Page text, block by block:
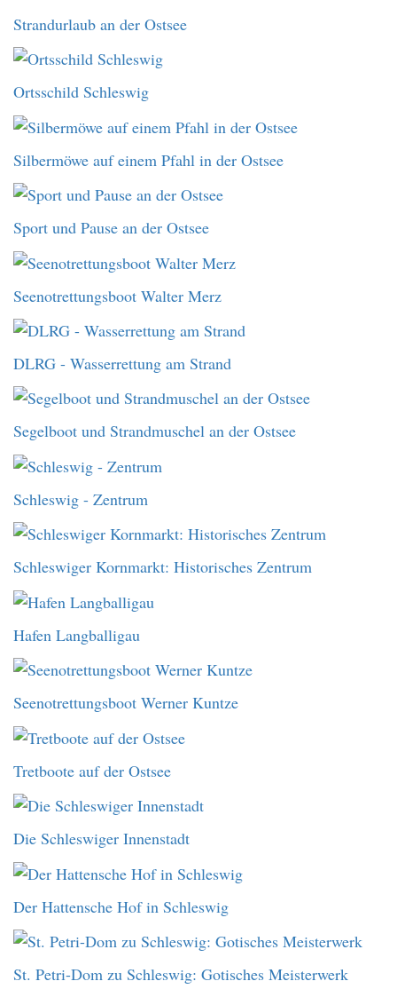
Strandurlaub an der Ostsee
Ortsschild Schleswig
Silbermöwe auf einem Pfahl in der Ostsee
Sport und Pause an der Ostsee
Seenotrettungsboot Walter Merz
DLRG - Wasserrettung am Strand
Segelboot und Strandmuschel an der Ostsee
Schleswig - Zentrum
Schleswiger Kornmarkt: Historisches Zentrum
Hafen Langballigau
Seenotrettungsboot Werner Kuntze
Tretboote auf der Ostsee
Die Schleswiger Innenstadt
Der Hattensche Hof in Schleswig
St. Petri-Dom zu Schleswig: Gotisches Meisterwerk